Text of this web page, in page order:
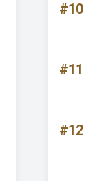
#10
#11
#12